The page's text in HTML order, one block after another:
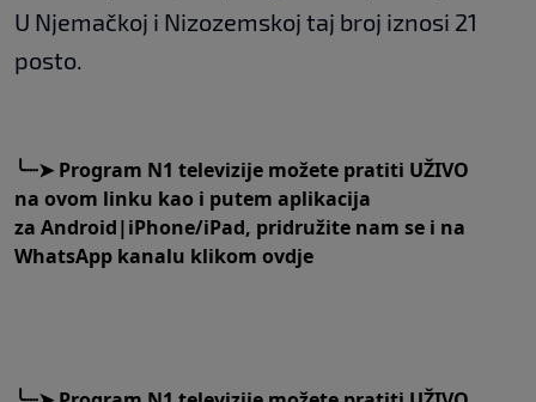
U Njemačkoj i Nizozemskoj taj broj iznosi 21
posto.
╰┈➤Program N1 televizije možete pratiti UŽIVO
na ovom linku kao i putem aplikacija
za Android|iPhone/iPad, pridružite nam se i na
WhatsApp kanalu klikom ovdje